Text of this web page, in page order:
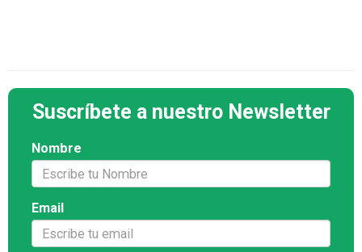
Suscríbete a nuestro Newsletter
Nombre
Email